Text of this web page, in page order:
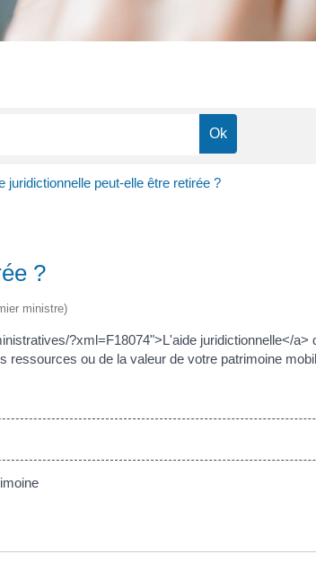
juridictionnelle peut-elle être retirée ?
?
ministre)
?xml=F18074">L'aide juridictionnelle</a>
ou de la valeur de votre patrimoine